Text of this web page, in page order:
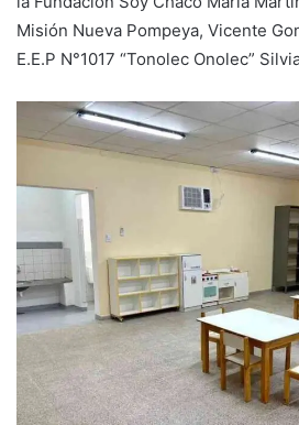
Misión Nueva Pompeya, Vicente
E.E.P N°1017 “Tonolec Onolec”